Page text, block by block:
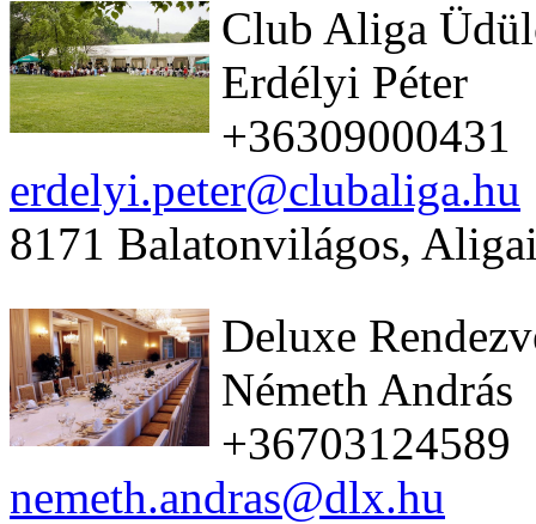
Club Aliga
Erdélyi Péter
+36309000431
erdelyi.peter@clubaliga.hu
8171 Balatonvilágos,
Deluxe
Németh András
+36703124589
nemeth.andras@dlx.hu